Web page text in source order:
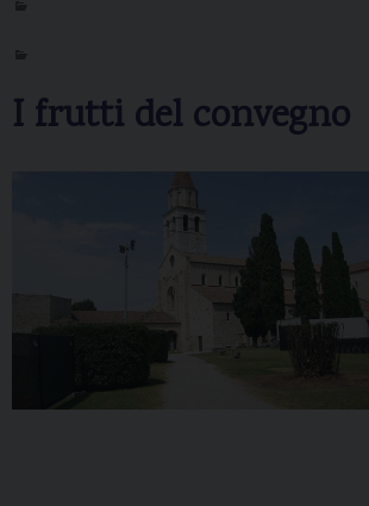
I frutti del convegno